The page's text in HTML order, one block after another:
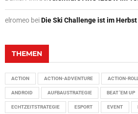
elromeo beiDie Ski Challenge ist im
THEMEN
ACTION ACTION-ADVENTURE ACTION-
ANDROID AUFBAUSTRATEGIE BEAT 'EM UP
ECHTZEITSTRATEGIE ESPORT EVENT